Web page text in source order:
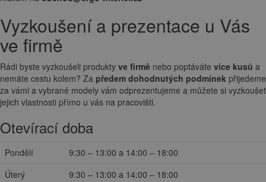
Vyzkoušení a prezentace u Vás
ve firmě
Rádi byste vyzkoušeli produkty ve firmě nebo poptáváte více kusů a
nemáte cestu kolem? Za předem dohodnutých podmínek přijedeme
za vámi a vybrané modely vám odprezentujeme a můžete si vyzkoušet
jejich vlastnosti přímo u vás na pracovišti.
Otevírací doba
Pondělí
9:30 – 13:00 a 14:00 – 18:00
Úterý
9:30 – 13:00 a 14:00 – 18:00